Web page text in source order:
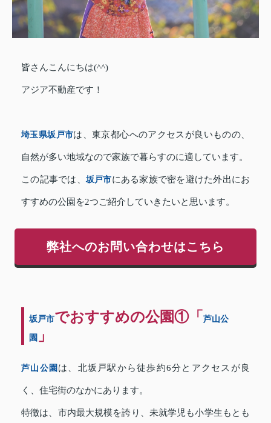
皆さんこんにちは(^^)
アジア不動産です！
埼玉県坂戸市は、東京都心へのアクセスが良いものの、
自然が多い地域なので家族で暮らすのに適しています。
この記事では、坂戸市にある家族で密を避けた外出にお
すすめの公園を2つご紹介していきたいと思います。
弊社へのお問い合わせはこちら
坂戸市でおすすめの公園①「芦山公
園 」
芦山公園は、北坂戸駅から徒歩約6分とアクセスが良
く、住宅街のなかにあります。
特徴は、市内最大規模を誇り、未就学児も小学生もとも